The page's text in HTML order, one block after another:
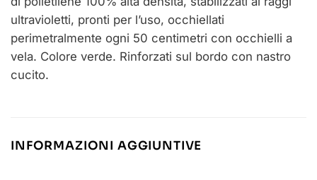
ultravioletti, pronti per l’uso, occhiellati
perimetralmente ogni 50 centimetri con occhielli a
vela. Colore verde. Rinforzati sul bordo con nastro
cucito.
INFORMAZIONI AGGIUNTIVE